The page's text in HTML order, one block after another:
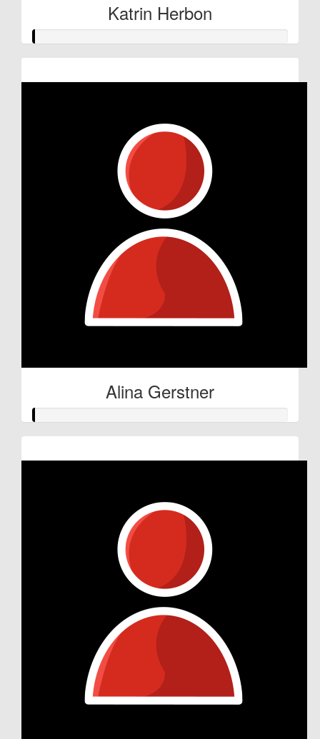
Katrin Herbon
Alina Gerstner